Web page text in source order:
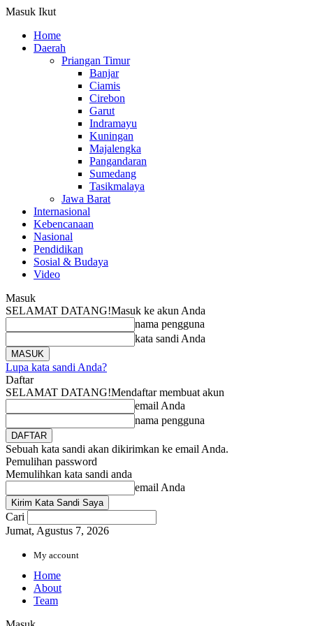
Masuk Ikut
Home
Daerah
Priangan Timur
Banjar
Ciamis
Cirebon
Garut
Indramayu
Kuningan
Majalengka
Pangandaran
Sumedang
Tasikmalaya
Jawa Barat
Internasional
Kebencanaan
Nasional
Pendidikan
Sosial & Budaya
Video
Masuk
SELAMAT DATANG!Masuk ke akun Anda
nama pengguna
kata sandi Anda
Lupa kata sandi Anda?
Daftar
SELAMAT DATANG!Mendaftar membuat akun
email Anda
nama pengguna
Sebuah kata sandi akan dikirimkan ke email Anda.
Pemulihan password
Memulihkan kata sandi anda
email Anda
Cari
Jumat, Agustus 7, 2026
My account
Home
About
Team